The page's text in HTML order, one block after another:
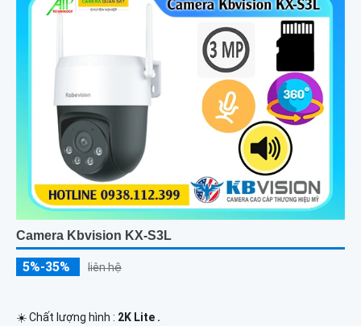
Camera Kbvision KX-S3L
5%-35% liên hệ
☀️ Chất lượng hình : 2K Lite .